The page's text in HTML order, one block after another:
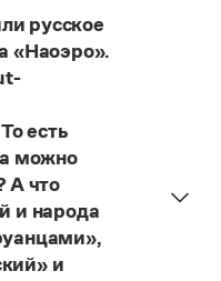
тонкостей
к сложному
Ср.:
вы развесили
развешены.
русское
«Наоэро».
есть
можно
А что
и народа
и